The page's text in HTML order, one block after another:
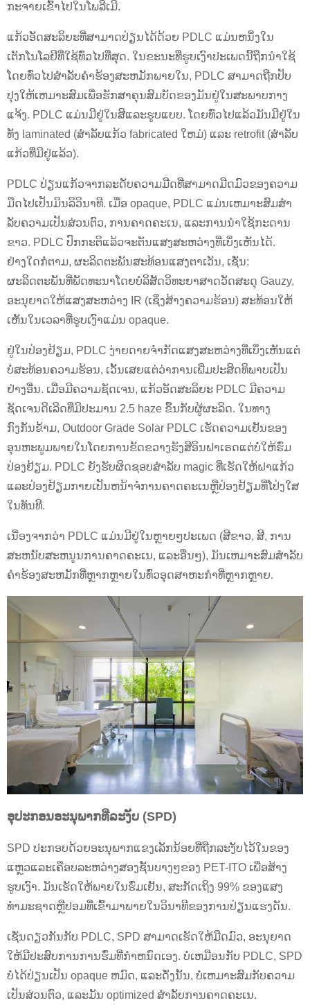
ກະຈາຍເຂົ້າໄປໃນໂພລີເມີ.
ແກ້ວອັດສະລິຍະທີ່ສາມາດປ່ຽນໄດ້ດ້ວຍ PDLC ແມ່ນຫນຶ່ງໃນ
ເຕັກໂນໂລຢີທີ່ໃຊ້ທົ່ວໄປທີ່ສຸດ. ໃນຂະນະທີ່ຮູບເງົາປະເພດນີ້ຖືກນໍາໃຊ້
ໂດຍທົ່ວໄປສໍາລັບຄໍາຮ້ອງສະຫມັກພາຍໃນ, PDLC ສາມາດຖືກປັບ
ປຸງໃຫ້ເຫມາະສົມເພື່ອຮັກສາຄຸນສົມບັດຂອງມັນຢູ່ໃນສະພາບກາງ
ແຈ້ງ. PDLC ແມ່ນມີຢູ່ໃນສີແລະຮູບແບບ. ໂດຍທົ່ວໄປແລ້ວມັນມີຢູ່ໃນ
ທັງ laminated (ສໍາລັບແກ້ວ fabricated ໃຫມ່) ແລະ retrofit (ສໍາລັບ
ແກ້ວທີ່ມີຢູ່ແລ້ວ).
PDLC ປ່ຽນແກ້ວຈາກລະດັບຄວາມມືດທີ່ສາມາດມືດມົວຂອງຄວາມ
ມືດໄປເປັນມິນລິວິນາທີ. ເມື່ອ opaque, PDLC ແມ່ນເຫມາະສົມສໍາ
ລັບຄວາມເປັນສ່ວນຕົວ, ການຄາດຄະເນ, ແລະການນໍາໃຊ້ກະດານ
ຂາວ. PDLC ປົກກະຕິແລ້ວຈະຕັນແສງສະຫວ່າງທີ່ເບິ່ງເຫັນໄດ້.
ຢ່າງໃດກໍ່ຕາມ, ຜະລິດຕະພັນສະທ້ອນແສງຕາເວັນ, ເຊັ່ນ:
ຜະລິດຕະພັນທີ່ພັດທະນາໂດຍບໍລິສັດວິທະຍາສາດວັດສະດຸ Gauzy,
ອະນຸຍາດໃຫ້ແສງສະຫວ່າງ IR (ເຊິ່ງສ້າງຄວາມຮ້ອນ) ສະທ້ອນໃຫ້
ເຫັນໃນເວລາທີ່ຮູບເງົາແມ່ນ opaque.
ຢູ່ໃນປ່ອງຢ້ຽມ, PDLC ງ່າຍດາຍຈໍາກັດແສງສະຫວ່າງທີ່ເບິ່ງເຫັນແຕ່
ບໍ່ສະທ້ອນຄວາມຮ້ອນ, ເວັ້ນເສຍແຕ່ວ່າການເພີ່ມປະສິດທິພາບເປັນ
ຢ່າງອື່ນ. ເມື່ອມີຄວາມຊັດເຈນ, ແກ້ວອັດສະລິຍະ PDLC ມີຄວາມ
ຊັດເຈນດີເລີດທີ່ມີປະມານ 2.5 haze ຂຶ້ນກັບຜູ້ຜະລິດ. ໃນທາງ
ກົງກັນຂ້າມ, Outdoor Grade Solar PDLC ເຮັດຄວາມເຢັນຂອງ
ອຸນຫະພູມພາຍໃນໂດຍການຂັດຂວາງຮັງສີອິນຟາເຣດແຕ່ບໍ່ໃຫ້ຮົ່ມ
ປ່ອງຢ້ຽມ. PDLC ຍັງຮັບຜິດຊອບສໍາລັບ magic ທີ່ເຮັດໃຫ້ຝາແກ້ວ
ແລະປ່ອງຢ້ຽມກາຍເປັນຫນ້າຈໍການຄາດຄະເນຫຼືປ່ອງຢ້ຽມທີ່ໂປ່ງໃສ
ໃນທັນທີ.
ເນື່ອງຈາກວ່າ PDLC ແມ່ນມີຢູ່ໃນຫຼາຍໆປະເພດ (ສີຂາວ, ສີ, ການ
ສະຫນັບສະຫນູນການຄາດຄະເນ, ແລະອື່ນໆ), ມັນເຫມາະສົມສໍາລັບ
ຄໍາຮ້ອງສະຫມັກທີ່ຫຼາກຫຼາຍໃນທົ່ວອຸດສາຫະກໍາທີ່ຫຼາກຫຼາຍ.
ອຸປະກອນອະນຸພາກທີ່ລະງັບ (SPD)
SPD ປະກອບດ້ວຍອະນຸພາກແຂງເລັກນ້ອຍທີ່ຖືກລະງັບໄວ້ໃນຂອງ
ແຫຼວແລະເຄືອບລະຫວ່າງສອງຊັ້ນບາງໆຂອງ PET-ITO ເພື່ອສ້າງ
ຮູບເງົາ. ມັນເຮັດໃຫ້ພາຍໃນຮົ່ມເຢັນ, ສະກັດເຖິງ 99% ຂອງແສງ
ທໍາມະຊາດຫຼືປອມທີ່ເຂົ້າມາພາຍໃນວິນາທີຂອງການປ່ຽນແຮງດັນ.
ເຊັ່ນດຽວກັນກັບ PDLC, SPD ສາມາດເຮັດໃຫ້ມືດມົວ, ອະນຸຍາດ
ໃຫ້ມີປະສົບການການຮົ່ມທີ່ກໍາຫນົດເອງ. ບໍ່ເຫມືອນກັບ PDLC, SPD
ບໍ່ໄດ້ປ່ຽນເປັນ opaque ຫມົດ, ແລະດັ່ງນັ້ນ, ບໍ່ເຫມາະສົມກັບຄວາມ
ເປັນສ່ວນຕົວ, ແລະມັນ optimized ສໍາລັບການຄາດຄະເນ.